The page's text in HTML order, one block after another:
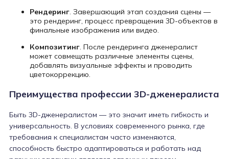
Рендеринг. Завершающий этап создания сцены —
это рендеринг, процесс превращения 3D-объектов в
финальные изображения или видео.
Композитинг. После рендеринга дженералист
может совмещать различные элементы сцены,
добавлять визуальные эффекты и проводить
цветокоррекцию.
Преимущества профессии 3D-дженералиста
Быть 3D-дженералистом — это значит иметь гибкость и
универсальность. В условиях современного рынка, где
требования к специалистам часто изменяются,
способность быстро адаптироваться и работать над